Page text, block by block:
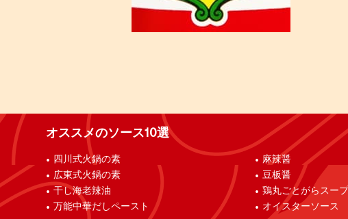
オススメのソース10選
四川式火鍋の素
広東式火鍋の素
干し海老辣油
万能中華だしペースト
麻辣醤
豆板醤
鶏丸ごとがらスープ
オイスターソース